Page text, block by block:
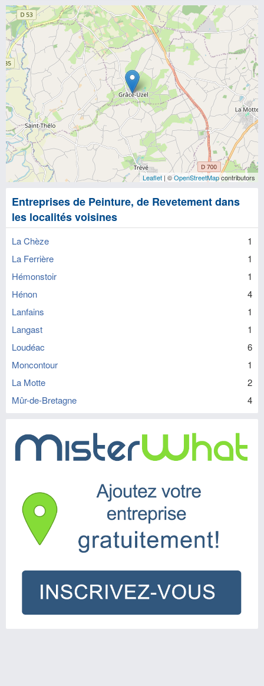
Leaflet | ©OpenStreetMapcontributors
Entreprises de Peinture, de Revetement dans
les localités voisines
La Chèze
1
La Ferrière
1
Hémonstoir
1
Hénon
4
Lanfains
1
Langast
1
Loudéac
6
Moncontour
1
La Motte
2
Mûr-de-Bretagne
4